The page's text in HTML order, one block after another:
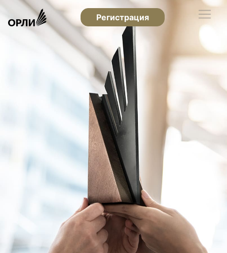
Регистрация